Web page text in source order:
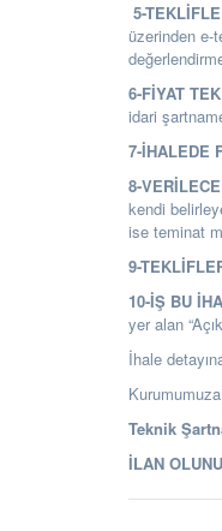
5-
üzerinden
6-FİYAT
idari
7-İHALEDE
8-
kendi
ise teminat
9-
10-İŞ BU
yer alan
İhale
Teknik
İLAN